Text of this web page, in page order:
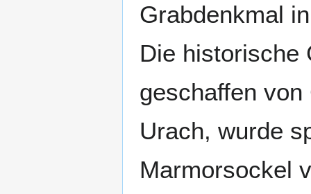
Grabdenkmal
Die historische
geschaffen
Urach, wurde
Marmorsockel